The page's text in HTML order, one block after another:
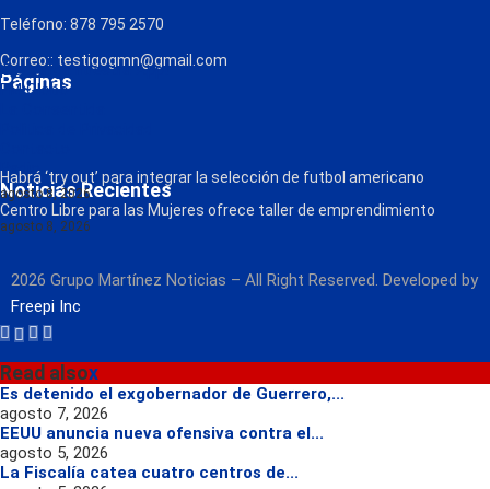
Teléfono: 878 795 2570
Correo:: testigogmn@gmail.com
Páginas
¡Descarga nuestra App!
FM Globo
Radio
Noticias Recientes
Habrá ‘try out’ para integrar la selección de futbol americano
agosto 8, 2026
Centro Libre para las Mujeres ofrece taller de emprendimiento
agosto 8, 2026
2026 Grupo Martínez Noticias – All Right Reserved. Developed by
Freepi Inc
Read alsox
Es detenido el exgobernador de Guerrero,...
agosto 7, 2026
EEUU anuncia nueva ofensiva contra el...
agosto 5, 2026
La Fiscalía catea cuatro centros de...